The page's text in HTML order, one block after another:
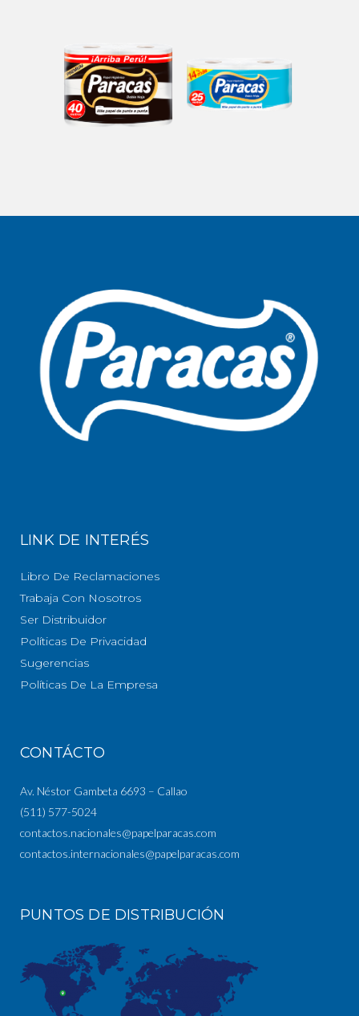
LINK DE INTERÉS
Libro De Reclamaciones
Trabaja Con Nosotros
Ser Distribuidor
Políticas De Privacidad
Sugerencias
Políticas De La Empresa
CONTÁCTO
Av. Néstor Gambeta 6693 – Callao
(511) 577-5024
contactos.nacionales@papelparacas.com
contactos.internacionales@papelparacas.com
PUNTOS DE DISTRIBUCIÓN